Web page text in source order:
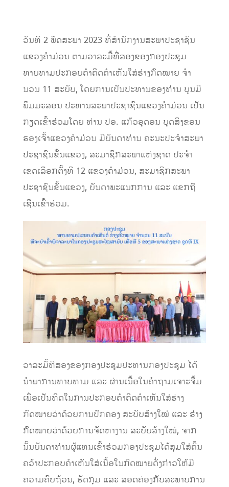
ວັນທີ 2 ພຶດສະພາ 2023 ທີ່ສໍານັກງານສະພາປະຊາຊົນ
ແຂວງຄໍາມ່ວນ ຕາມວາລະມື້ທີ່ສອງຂອງກອງປະຊຸມ
ທາບທາມປະກອບຄໍາຄິດຄໍາເຫັນໃສ່ຮ່າງກົດໝາຍ ຈໍາ
ນວນ 11 ສະບັບ, ໂດຍການເປັນປະທານຂອງທ່ານ ບຸນມີ
ພິມມະສອນ ປະທານສະພາປະຊາຊົນແຂວງຄໍາມ່ວນ ເປັນ
ກຽດເຂົ້າຮ່ວມໂດຍ ທ່ານ ປອ. ແກ້ວອຸດອນ ບຸດສິງຂອນ
ຮອງເຈົ້າແຂວງຄໍາມ່ວນ ມີບັນດາທ່ານ ຄະນະປະຈໍາສະພາ
ປະຊາຊົນຂັ້ນແຂວງ, ສະມາຊິກສະພາແຫ່ງຊາດ ປະຈໍາ
ເຂດເລືອກຕັ້ງທີ 12 ແຂວງຄໍາມ່ວນ, ສະມາຊິກສະພາ
ປະຊາຊົນຂັ້ນແຂວງ, ບັນດາພະແນກການ ແລະ ແຂກຖື
ເຊີນເຂົ້າຮ່ວມ.
ວາລະມື້ທີສອງຂອງກອງປະຊຸມປະທານກອງປະຊຸມ ໄດ້
ນໍາພາການທາບທາມ ແລະ ຜ່ານເນື້ອໃນຄໍາຖາມເຈາະຈີ້ມ
ເພື່ອເປັນທິດໃນການປະກອບຄໍາຄິດຄໍາເຫັນໃສ່ຮ່າງ
ກົດໝາຍວ່າດ້ວຍການປົກຄອງ ສະບັບສ້າງໃໝ່ ແລະ ຮ່າງ
ກົດໝາຍວ່າດ້ວຍການຈັດຫາງານ ສະບັບສ້າງໃໝ່, ຈາກ
ນັ້ນບັນດາທ່ານຜູ້ແທນເຂົ້າຮ່ວມກອງປະຊຸມໄດ້ສຸມໃສ່ຄົ້ນ
ຄວ້າປະກອບຄໍາເຫັນໃສ່ເນື້ອໃນກົດໝາຍດັ່ງກ່າວໃຫ້ມີ
ຄວາມຄົບຖ້ວນ, ຮັດກຸມ ແລະ ສອດຄ່ອງກັບສະພາບການ